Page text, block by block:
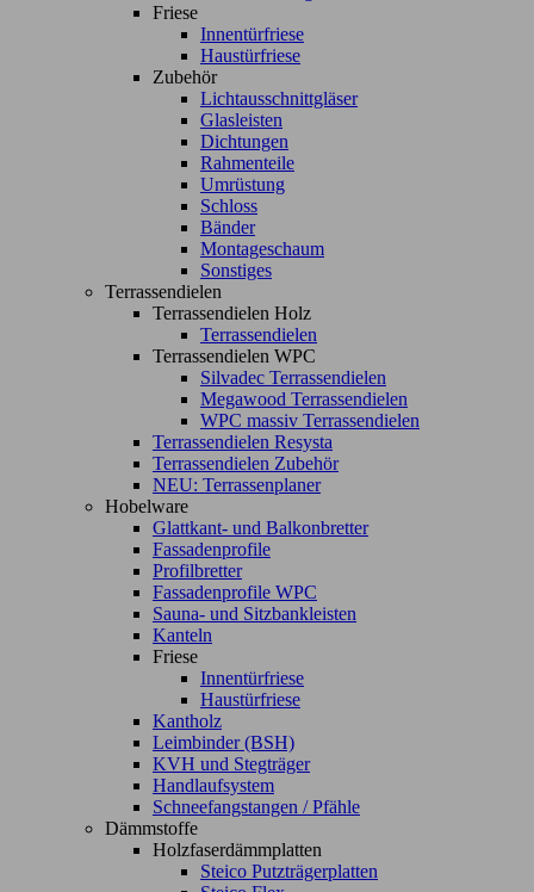
Friese
Innentürfriese
Haustürfriese
Zubehör
Lichtausschnittgläser
Glasleisten
Dichtungen
Rahmenteile
Umrüstung
Schloss
Bänder
Montageschaum
Sonstiges
Terrassendielen
Terrassendielen Holz
Terrassendielen
Terrassendielen WPC
Silvadec Terrassendielen
Megawood Terrassendielen
WPC massiv Terrassendielen
Terrassendielen Resysta
Terrassendielen Zubehör
NEU: Terrassenplaner
Hobelware
Glattkant- und Balkonbretter
Fassadenprofile
Profilbretter
Fassadenprofile WPC
Sauna- und Sitzbankleisten
Kanteln
Friese
Innentürfriese
Haustürfriese
Kantholz
Leimbinder (BSH)
KVH und Stegträger
Handlaufsystem
Schneefangstangen / Pfähle
Dämmstoffe
Holzfaserdämmplatten
Steico Putzträgerplatten